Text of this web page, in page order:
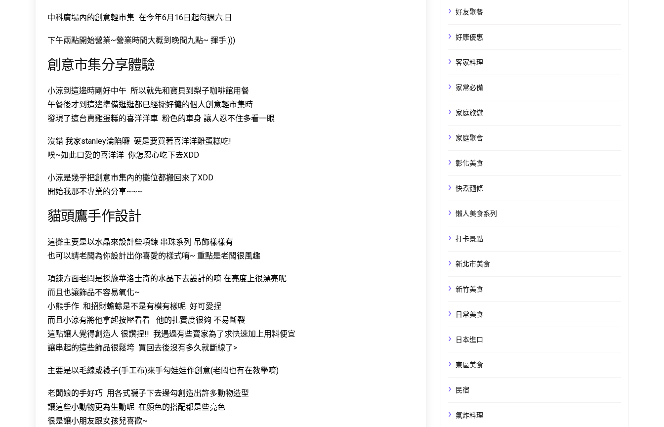
中科廣場內的創意輕市集 在今年6月16日起每週六.日
下午兩點開始營業~營業時間大概到晚間九點~ 揮手:)))
創意市集分享體驗
小涼到這邊時剛好中午 所以就先和寶貝到梨子咖啡館用餐
午餐後才到這邊準備逛逛都已經擺好攤的個人創意輕市集時
發現了這台賣雞蛋糕的喜洋洋車 粉色的車身 讓人忍不住多看一眼
沒錯 我家stanley淪陷囉 硬是要買著喜洋洋雞蛋糕吃!
唉~如此口愛的喜洋洋 你怎忍心吃下去XDD
小涼是幾乎把創意市集內的攤位都搬回來了XDD
開始我那不專業的分享~~~
貓頭鷹手作設計
這攤主要是以水晶來設計些項鍊 串珠系列 吊飾樣樣有
也可以請老闆為你設計出你喜愛的樣式唷~ 重點是老闆很風趣
項鍊方面老闆是採施華洛士奇的水晶下去設計的唷 在亮度上很漂亮呢
而且也讓飾品不容易氧化~
小熊手作 和招財蟾蜍是不是有模有樣呢 好可愛捏
而且小涼有將他拿起按壓看看 他的扎實度很夠 不易斷裂
這點讓人覺得創造人 很讚捏!! 我遇過有些賣家為了求快速加上用料便宜
讓串起的這些飾品很鬆垮 買回去後沒有多久就斷線了>
主要是以毛線或襪子(手工布)來手勾娃娃作創意(老闆也有在教學唷)
老闆娘的手好巧 用各式襪子下去邊勾創造出許多動物造型
讓這些小動物更為生動呢 在顏色的搭配都是些亮色
很是讓小朋友跟女孩兒喜歡~
好友聚餐
好康優惠
客家料理
家常必備
家庭旅遊
家庭聚會
彰化美食
快煮麵條
懶人美食系列
打卡景點
新北市美食
新竹美食
日常美食
日本進口
東區美食
民宿
氣炸料理